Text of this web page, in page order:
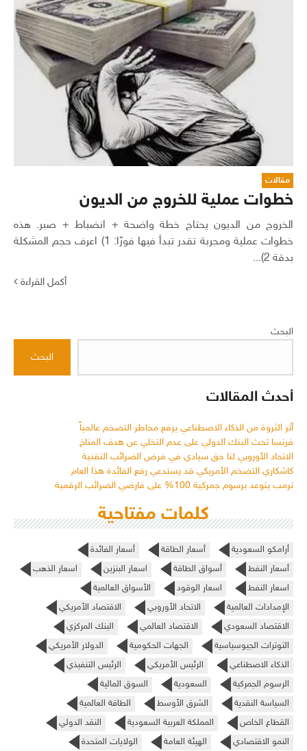
مقالات
خطوات عملية للخروج من الديون
الخروج من الديون يحتاج خطة واضحة + انضباط + صبر. هذه
خطوات عملية ومجربة تقدر تبدأ فيها فورًا: 1) اعرف حجم المشكلة
بدقة 2)...
أكمل القراءة
البحث
البحث
أحدث المقالات
أثر الثروة من الذكاء الاصطناعي يرفع مخاطر التضخم عالمياً
فرنسا تحث البنك الدولي على عدم التخلي عن هدف المناخ
الاتحاد الأوروبي لنا حق سيادي في فرض الضرائب التقنية
كاشكاري التضخم الأمريكي قد يستدعي رفع الفائدة هذا العام
ترمب يتوعد برسوم جمركية 100% على فارضي الضرائب الرقمية
كلمات مفتاحية
أرامكو السعودية أسعار الطاقة
أسعار الفائدة
أسعار النفط
أسواق الطاقة اسعار البنزين
اسعار الذهب
اسعار النفط
اسعار الوقود
الأسواق العالمية
الإمدادات العالمية
الاتحاد الأوروبي
الاقتصاد الأمريكي
الاقتصاد السعودي
الاقتصاد العالمي
البنك المركزي
التوترات الجيوسياسية
الجهات الحكومية
الدولار الأمريكي
الذكاء الاصطناعي
الرئيس الأمريكي
الرئيس التنفيذي
الرسوم الجمركية
السعودية
السوق المالية
السياسة النقدية
الشرق الأوسط
الطاقة العالمية
القطاع الخاص
المملكة العربية السعودية
النقد الدولي
النمو الاقتصادي
الهيئة العامة الولايات المتحدة